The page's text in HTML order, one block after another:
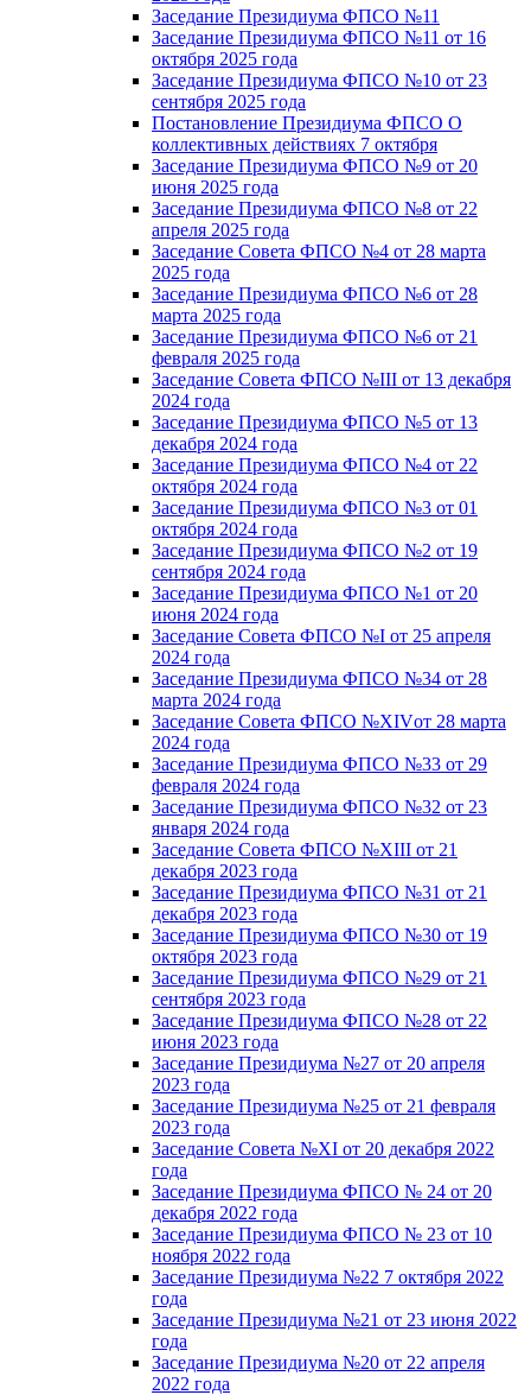
Заседание Президиума ФПСО №11
Заседание Президиума ФПСО №11 от 16
октября 2025 года
Заседание Президиума ФПСО №10 от 23
сентября 2025 года
Постановление Президиума ФПСО О
коллективных действиях 7 октября
Заседание Президиума ФПСО №9 от 20
июня 2025 года
Заседание Президиума ФПСО №8 от 22
апреля 2025 года
Заседание Совета ФПСО №4 от 28 марта
2025 года
Заседание Президиума ФПСО №6 от 28
марта 2025 года
Заседание Президиума ФПСО №6 от 21
февраля 2025 года
Заседание Совета ФПСО №III от 13 декабря
2024 года
Заседание Президиума ФПСО №5 от 13
декабря 2024 года
Заседание Президиума ФПСО №4 от 22
октября 2024 года
Заседание Президиума ФПСО №3 от 01
октября 2024 года
Заседание Президиума ФПСО №2 от 19
сентября 2024 года
Заседание Президиума ФПСО №1 от 20
июня 2024 года
Заседание Совета ФПСО №I от 25 апреля
2024 года
Заседание Президиума ФПСО №34 от 28
марта 2024 года
Заседание Совета ФПСО №XIVот 28 марта
2024 года
Заседание Президиума ФПСО №33 от 29
февраля 2024 года
Заседание Президиума ФПСО №32 от 23
января 2024 года
Заседание Совета ФПСО №XIII от 21
декабря 2023 года
Заседание Президиума ФПСО №31 от 21
декабря 2023 года
Заседание Президиума ФПСО №30 от 19
октября 2023 года
Заседание Президиума ФПСО №29 от 21
сентября 2023 года
Заседание Президиума ФПСО №28 от 22
июня 2023 года
Заседание Президиума №27 от 20 апреля
2023 года
Заседание Президиума №25 от 21 февраля
2023 года
Заседание Совета №XI от 20 декабря 2022
года
Заседание Президиума ФПСО № 24 от 20
декабря 2022 года
Заседание Президиума ФПСО № 23 от 10
ноября 2022 года
Заседание Президиума №22 7 октября 2022
года
Заседание Президиума №21 от 23 июня 2022
года
Заседание Президиума №20 от 22 апреля
2022 года